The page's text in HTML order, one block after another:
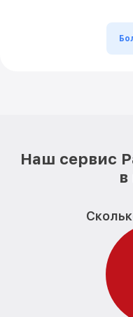
Наш сервис